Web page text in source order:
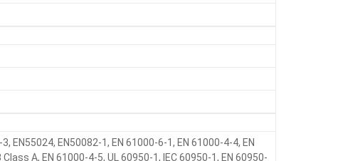
EN55024, EN50082-1, EN 61000-6-1, EN 61000-4-4, EN
A, EN 61000-4-5, UL 60950-1, IEC 60950-1, EN 60950-